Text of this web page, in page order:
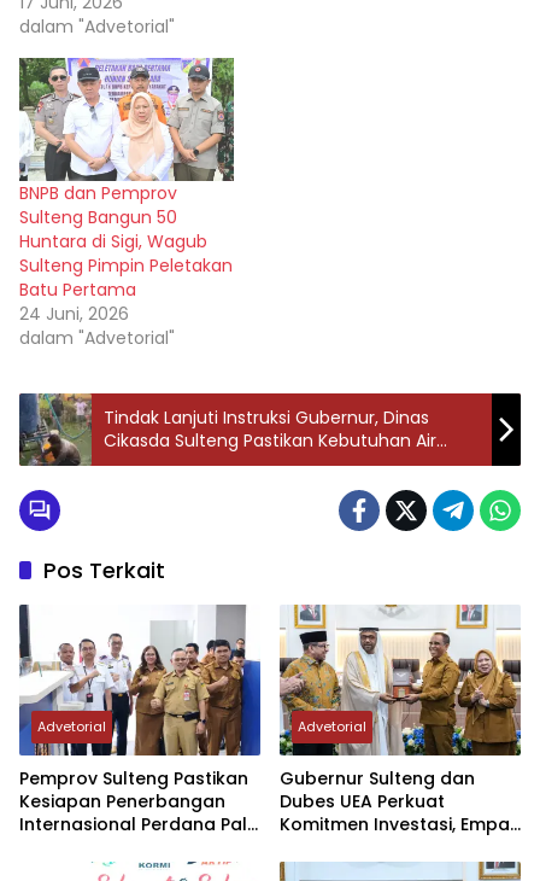
dalam "Advetorial"
BNPB dan Pemprov
Sulteng Bangun 50
Huntara di Sigi, Wagub
Sulteng Pimpin Peletakan
Batu Pertama
24 Juni, 2026
dalam "Advetorial"
Tindak Lanjuti Instruksi Gubernur, Dinas
Cikasda Sulteng Pastikan Kebutuhan Air
Bersih Korban Gempa di Sigi Terpenuhi
Pos Terkait
Advetorial
Pemprov Sulteng Pastikan
Kesiapan Penerbangan
Internasional Perdana Palu
Advetorial
Gubernur Sulteng dan
Dubes UEA Perkuat
Komitmen Investasi, Empat